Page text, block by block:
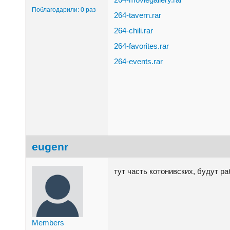
Поблагодарили: 0 раз
264-tavern.rar
264-chili.rar
264-favorites.rar
264-events.rar
eugenr
Members
тут часть котонивских, будут